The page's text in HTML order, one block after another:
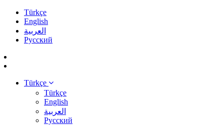
Türkçe
English
العربية
Pусский
Türkçe
Türkçe
English
العربية
Pусский